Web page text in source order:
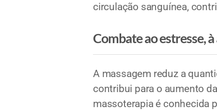
circulação sanguínea,
Combate ao estresse,
A massagem reduz a
contribui para o aumento
massoterapia é conhecida